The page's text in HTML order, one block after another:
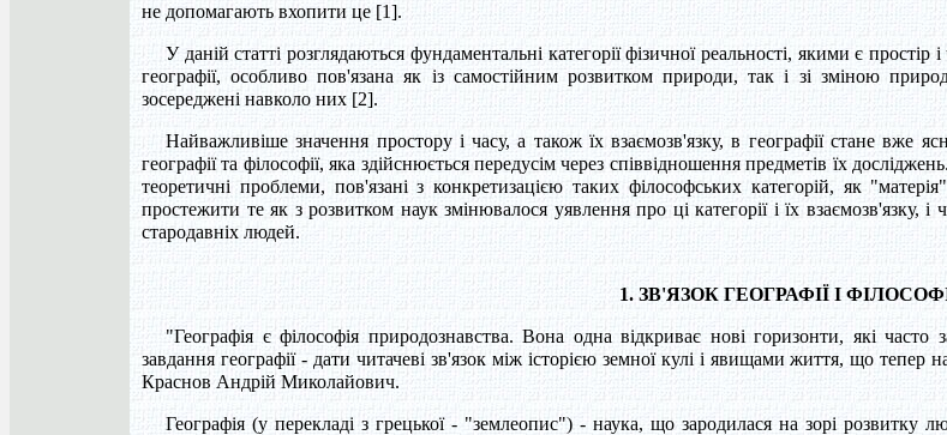
не допомагають вхопити це [1].
У даній статті розглядаються фундаментальні категорії фізичної реальності, якими є
географії, особливо пов'язана як із самостійним розвитком природи, так і зі зміною
зосереджені навколо них [2].
Найважливіше значення простору і часу, а також їх взаємозв'язку, в географії стане вже
географії та філософії, яка здійснюється передусім через співвідношення предметів їх
теоретичні проблеми, пов'язані з конкретизацією таких філософських категорій, як
простежити те як з розвитком наук змінювалося уявлення про ці категорії і їх взаємозв'язку,
стародавніх людей.
1. ЗВ'ЯЗОК ГЕОГРАФІЇ І
"Географія є філософія природознавства. Вона одна відкриває нові горизонти, які
завдання географії - дати читачеві зв'язок між історією земної кулі і явищами життя, що
Краснов Андрій Миколайович.
Географія (у перекладі з грецької - "землеопис") - наука, що зародилася на зорі розвитку